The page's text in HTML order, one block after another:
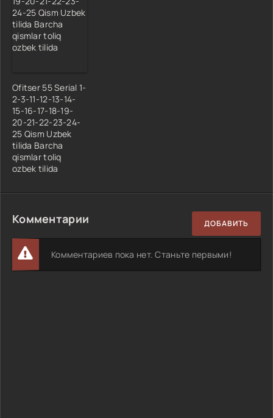
Ofitser 55 Serial 1-
2-3-11-12-13-14-
15-16-17-18-19-
20-21-22-23-24-
25 Qism Uzbek
tilida Barcha
qismlar toliq
ozbek tilida
Комментарии ДОБАВИТЬ
Комментариев пока нет. Станьте первыми!